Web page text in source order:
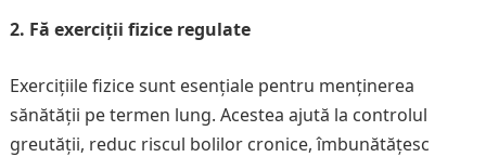
2. Fă exerciții fizice regulate
Exercițiile fizice sunt esențiale pentru menținerea
sănătății pe termen lung. Acestea ajută la controlul
greutății, reduc riscul bolilor cronice, îmbunătățesc